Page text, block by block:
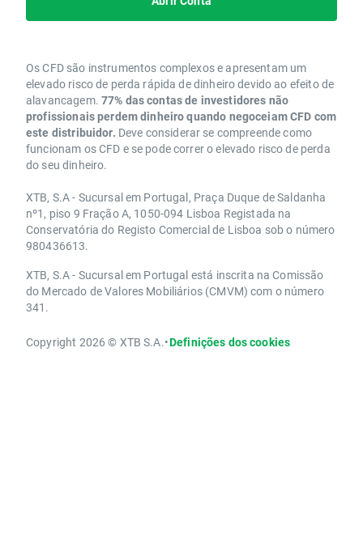
Os CFD são instrumentos complexos e apresentam um
elevado risco de perda rápida de dinheiro devido ao efeito de
alavancagem. 77% das contas de investidores não
profissionais perdem dinheiro quando negoceiam CFD com
este distribuidor. Deve considerar se compreende como
funcionam os CFD e se pode correr o elevado risco de perda
do seu dinheiro.
XTB, S.A - Sucursal em Portugal, Praça Duque de Saldanha
nº1, piso 9 Fração A, 1050-094 Lisboa Registada na
Conservatória do Registo Comercial de Lisboa sob o número
980436613.
XTB, S.A - Sucursal em Portugal está inscrita na Comissão
do Mercado de Valores Mobiliários (CMVM) com o número
341.
Copyright 2026 © XTB S.A.•Definições dos cookies